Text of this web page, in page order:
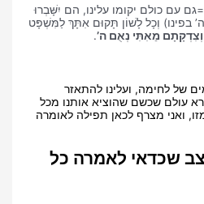
עם כולם יקומו עלינו, הם יִשָּׁבְרוּ
בפינו) וְכָל לָשׁוֹן תָּקוּם אִתָּךְ לַמִּשְׁפָּט
מֵאִתִּי נְאֻם ה’.
של לחימה, ועלינו להתאזר
עולם שכשם שהוציא אותנו מכל
ואני מצרף לכאן תפילה לאומרה
שכדאי לאמרה כל